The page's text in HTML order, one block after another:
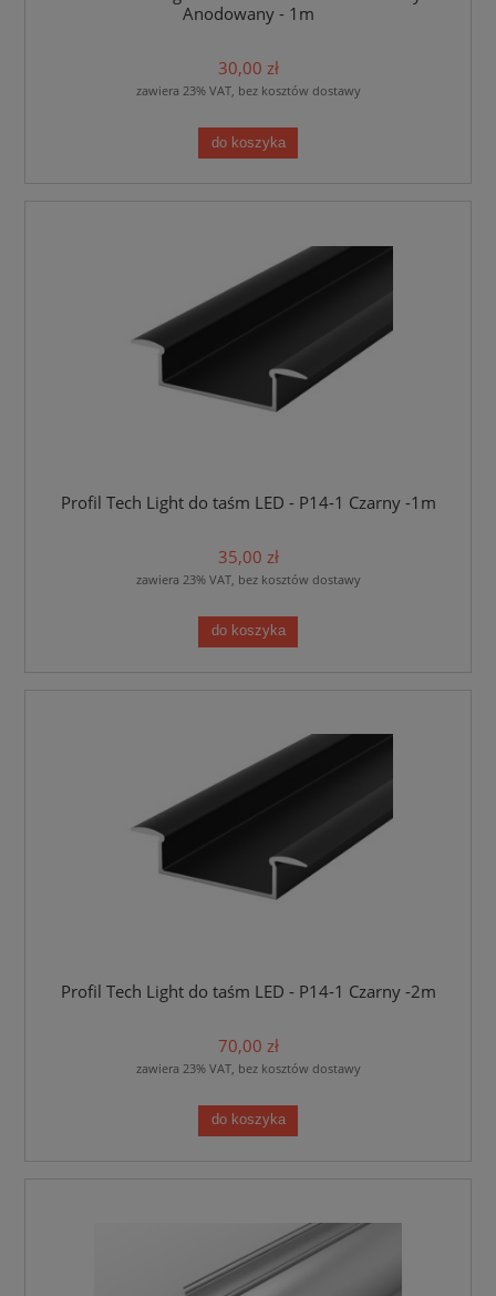
Anodowany - 1m
30,00 zł
zawiera 23% VAT, bez kosztów dostawy
do koszyka
Profil Tech Light do taśm LED - P14-1 Czarny -1m
35,00 zł
zawiera 23% VAT, bez kosztów dostawy
do koszyka
Profil Tech Light do taśm LED - P14-1 Czarny -2m
70,00 zł
zawiera 23% VAT, bez kosztów dostawy
do koszyka